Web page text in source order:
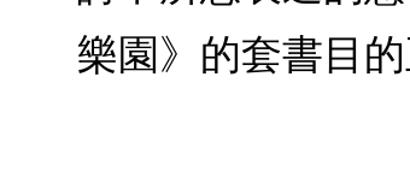
樂園》的套書目